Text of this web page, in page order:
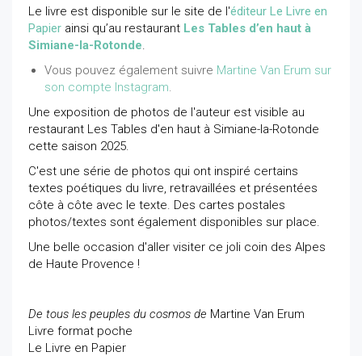
Le livre est disponible sur le site de l'éditeur Le Livre en
Papier ainsi qu’au restaurant Les Tables d’en haut à
Simiane-la-Rotonde.
Vous pouvez également suivre Martine Van Erum sur
son compte Instagram.
Une exposition de photos de l'auteur est visible au
restaurant Les Tables d'en haut à Simiane-la-Rotonde
cette saison 2025.
C'est une série de photos qui ont inspiré certains
textes poétiques du livre, retravaillées et présentées
côte à côte avec le texte. Des cartes postales
photos/textes sont également disponibles sur place.
Une belle occasion d'aller visiter ce joli coin des Alpes
de Haute Provence !
De tous les peuples du cosmos de Martine Van Erum
Livre format poche
Le Livre en Papier